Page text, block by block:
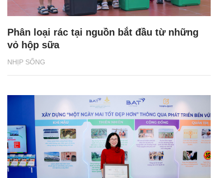
NHỊP SỐNG
Phân loại rác tại nguồn bắt đầu từ những
vỏ hộp sữa